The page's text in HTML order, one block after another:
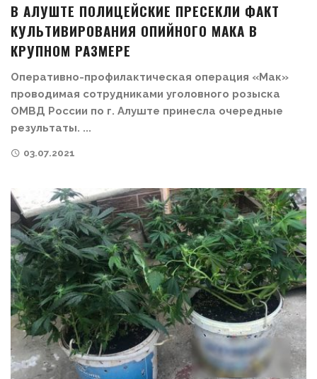
В АЛУШТЕ ПОЛИЦЕЙСКИЕ ПРЕСЕКЛИ ФАКТ
КУЛЬТИВИРОВАНИЯ ОПИЙНОГО МАКА В
КРУПНОМ РАЗМЕРЕ
Оперативно-профилактическая операция «Мак»
проводимая сотрудниками уголовного розыска
ОМВД России по г. Алуште принесла очередные
результаты. ...
03.07.2021